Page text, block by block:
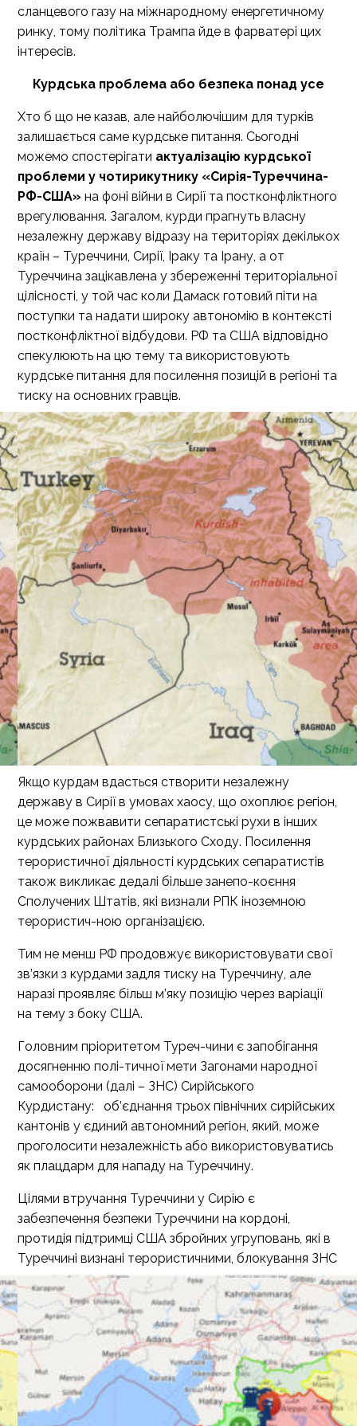
сланцевого газу на міжнародному енергетичному
ринку, тому політика Трампа йде в фарватері цих
інтересів.
Курдська проблема або безпека понад усе
Хто б що не казав, але найболючішим для турків
залишається саме курдське питання. Сьогодні
можемо спостерігати актуалізацію курдської
проблеми у чотирикутнику «Сирія-Туреччина-
РФ-США» на фоні війни в Сирії та постконфліктного
врегулювання. Загалом, курди прагнуть власну
незалежну державу відразу на територіях декількох
країн – Туреччини, Сирії, Іраку та Ірану, а от
Туреччина зацікавлена у збереженні територіальної
цілісності, у той час коли Дамаск готовий піти на
поступки та надати широку автономію в контексті
постконфліктної відбудови. РФ та США відповідно
спекулюють на цю тему та використовують
курдське питання для посилення позицій в регіоні та
тиску на основних гравців.
Якщо курдам вдасться створити незалежну
державу в Сирії в умовах хаосу, що охоплює регіон,
це може пожвавити сепаратистські рухи в інших
курдських районах Близького Сходу. Посилення
терористичної діяльності курдських сепаратистів
також викликає дедалі більше занепо-коєння
Сполучених Штатів, які визнали РПК іноземною
терористич-ною організацією.
Тим не менш РФ продовжує використовувати свої
зв’язки з курдами задля тиску на Туреччину, але
наразі проявляє більш м’яку позицію через варіації
на тему з боку США.
Головним пріоритетом Туреч-чини є запобігання
досягненню полі-тичної мети Загонами народної
самооборони (далі – ЗНС) Сирійського
Курдистану: об’єднання трьох північних сирійських
кантонів у єдиний автономний регіон, який, може
проголосити незалежність або використовуватись
як плацдарм для нападу на Туреччину.
Цілями втручання Туреччини у Сирію є
забезпечення безпеки Туреччини на кордоні,
протидія підтримці США збройних угруповань, які в
Туреччині визнані терористичними, блокування ЗНС